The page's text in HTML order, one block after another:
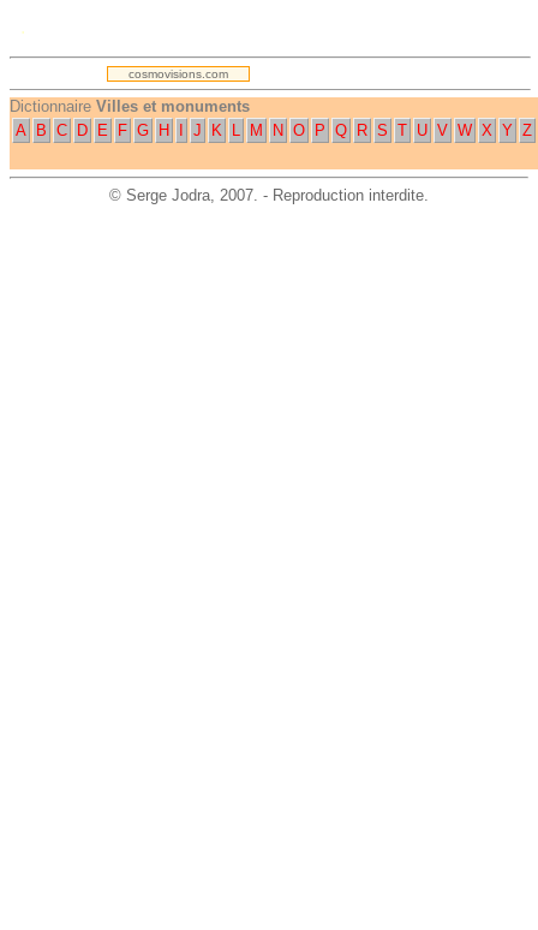
.
cosmovisions.com
Dictionnaire Villes et monuments
A
B C D E F G H J K L M N O P Q R S T U V W X Y Z
© Serge Jodra, 2007. - Reproduction interdite.